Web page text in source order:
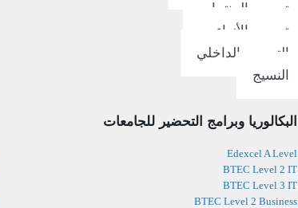
تصميم المنتجات
تصميم الأزياء
التصميم الداخلي
النسيج
البكالوريا وبرامج التحضير للجامعات
Edexcel A Level
BTEC Level 2 IT
BTEC Level 3 IT
BTEC Level 2 Business